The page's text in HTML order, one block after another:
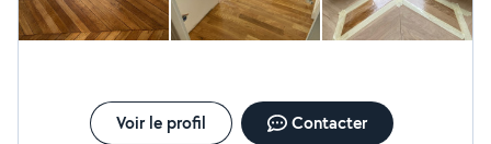
Voir le profil Contacter